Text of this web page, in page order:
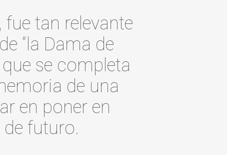
tan relevante
“la Dama de
se completa
de una
en poner en
futuro.